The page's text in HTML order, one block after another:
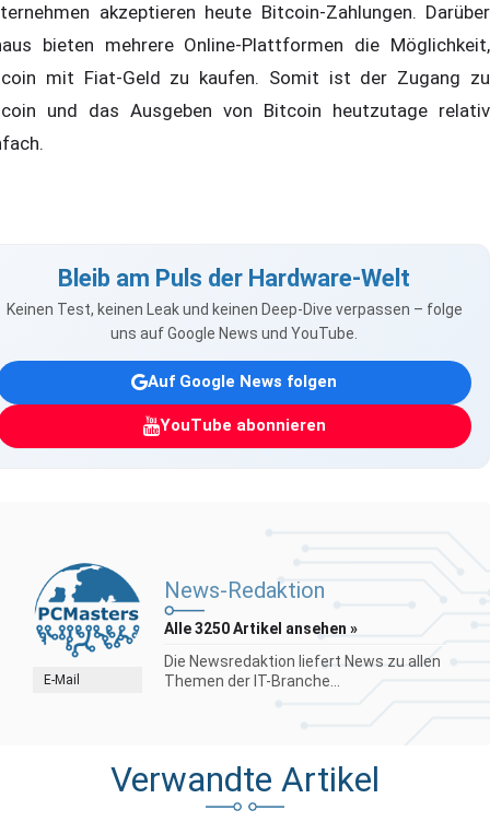
akzeptieren heute Bitcoin-Zahlungen. Darüber
bieten mehrere Online-Plattformen die Möglichkeit,
mit Fiat-Geld zu kaufen. Somit ist der Zugang zu
und das Ausgeben von Bitcoin heutzutage relativ
Bleib am Puls der Hardware-Welt
Keinen Test, keinen Leak und keinen Deep-Dive verpassen – folge
uns auf Google News und YouTube.
Auf Google News folgen
YouTube abonnieren
E-Mail
News-Redaktion
Alle 3250 Artikel ansehen »
Die Newsredaktion liefert News zu allen
Themen der IT-Branche...
Verwandte Artikel